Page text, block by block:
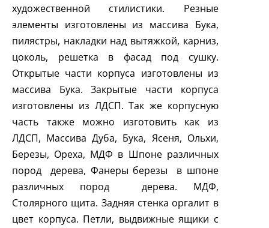
художественной стилистики. Резные
элементы изготовлены из массива Бука,
пилястры, накладки над вытяжкой, карниз,
цоколь, решетка в фасад под сушку.
Открытые части корпуса изготовлены из
массива Бука. Закрытые части корпуса
изготовлены из ЛДСП. Так же корпусную
часть также можно изготовить как из
ЛДСП, Массива Дуба, Бука, Ясеня, Ольхи,
Березы, Ореха, МДФ в Шпоне различных
пород
дерева, Фанеры березы
в шпоне
различных пород
дерева. МДФ,
Столярного щита. Задняя стенка оргалит в
цвет корпуса. Петли, выдвижные ящики с